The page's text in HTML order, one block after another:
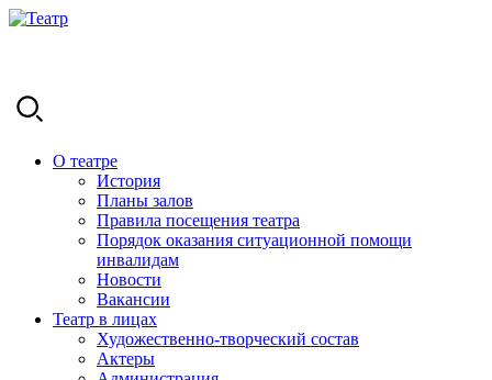
О театре
История
Планы залов
Правила посещения театра
Порядок оказания ситуационной помощи
инвалидам
Новости
Вакансии
Театр в лицах
Художественно-творческий состав
Актеры